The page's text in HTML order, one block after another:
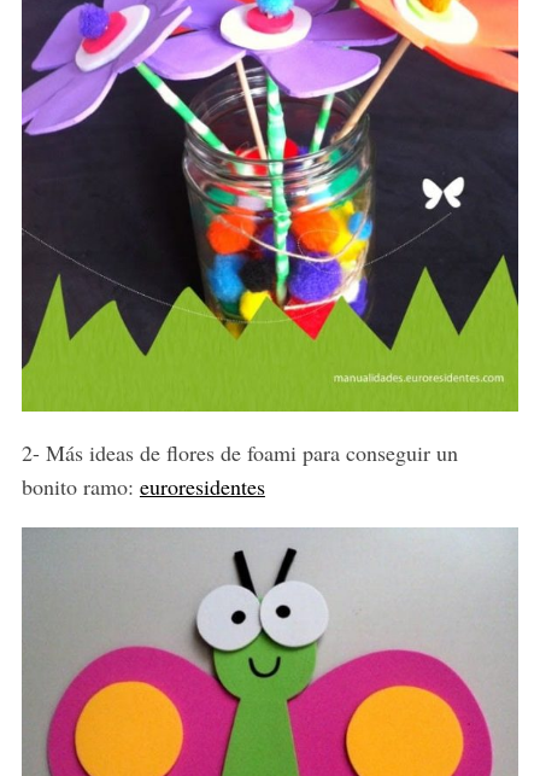
2- Más ideas de flores de foami para conseguir un
bonito ramo: euroresidentes